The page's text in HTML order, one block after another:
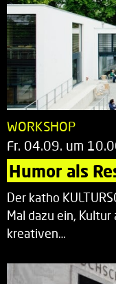
WORKSHOP
Fr. 04.09. um
Humor als
Der katho
Mal dazu ein, Kultur
kreativen…